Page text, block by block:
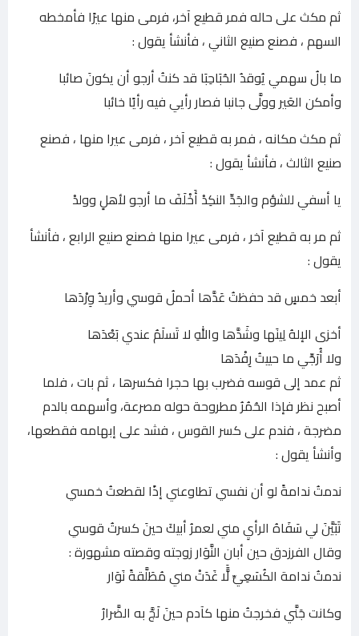
ثم مكث على حاله فمر قطيع آخر، فرمى منها عيرًا فأمخطه
السهم ، فصنع صنيع الثاني ، فأنشأ يقول :
ما بالُ سهمي يُوقدُ الحُبَاحِبَا قد كنتُ أرجو أن يكونَ صائبا
وأمكن العَير وولَّى جانبا فصار رأيي فيه رأيًا خائبا
ثم مكث مكانه ، فمر به قطيع آخر ، فرمى عيرا منها ، فصنع
صنيع الثالث ، فأنشأ يقول :
يا أسفي للشؤم والجَدِّ النكِدْ أَخْلَفَ ما أرجو لأهلٍ وولدْ
ثم مر به قطيع آخر ، فرمى عيرا منها فصنع صنيع الرابع ، فأنشأ
يقول :
أبعد خمسٍ قد حفظتُ عَدَّها أحملُ قوسي وأريدُ وِرْدَها
أخزى الإلهُ لِينَها وشَدَّها واللهِ لا تَسلَمُ عندي بَعْدَها
ولا أُرَجِّي ما حييتُ رِفْدَها
ثم عمد إلى قوسه فضرب بها حجرا فكسرها ، ثم بات ، فلما
أصبح نظر فإذا الحُمُرُ مطروحة حوله مصرعة، وأسهمه بالدم
مضرجة ، فندم على كسر القوس ، فشد على إبهامه فقطعها،
وأنشأ يقول :
ندمتُ ندامةً لو أن نفسي تطاوعني إذًا لقطعتُ خمسي
تَبَيَّنَ لي سَفَاهُ الرأيِ مني لعمرُ أبيكَ حينَ كسرتُ قوسي
وقال الفرزدق حين أبان النَّوَار زوجته وقصته مشهورة :
ندمتُ ندامة الكُسَعِيِّ لًَّا غَدَتْ مني مُطَلَّقةً نَوَار
وكانت جَنَّي فخرجتُ منها كآدم حينَ لَجَّ به الضَّرارُ